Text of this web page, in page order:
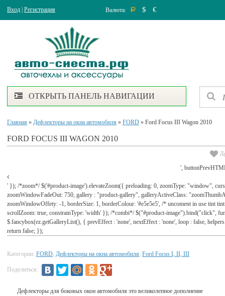
Вход Регистрация Валюта: Р $ €
ОТКРЫТЬ ПАНЕЛЬ НАВИГАЦИИ
Главная » Дефлекторы на окна автомобиля » FORD » Ford Focus III Wagon 2010
FORD FOCUS III WAGON 2010
',
' }); /*zoom*/ $('#product-image').elevateZoom({ preloading: 0, zoomType: "window",
zoomWindowFadeOut: 750, gallery : "product-gallery", galleryActiveClass:
zoomWindowOffety: -1, borderSize: 1, borderColour: '#e5e5e5', /* uncoment in use tint
scrollZoom: true, constrainType: 'width' }); /*combi*/ $("#product-image").bind("click",
$.fancybox(ez.getGalleryList(), { prevEffect : 'none', nextEffect : 'none', loop : false,
return false; });
Категории: FORD, Дефлекторы на окна автомобиля, Ford Focus I, II, III
Поделиться:
Дефлекторы для боковых окон автомобиля это великолепное дополнение